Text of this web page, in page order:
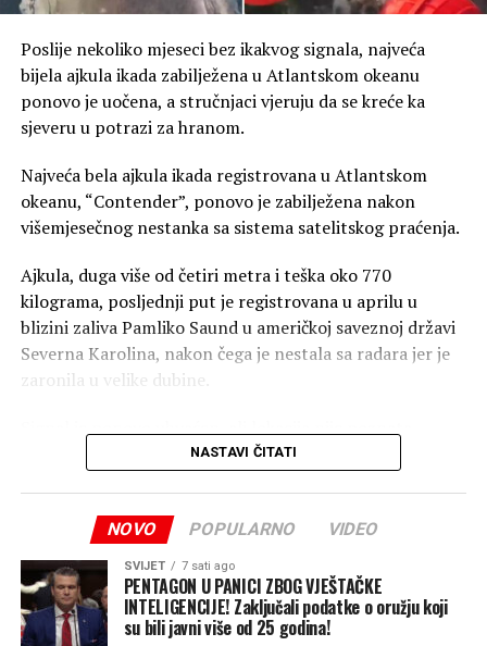
Poslije nekoliko mjeseci bez ikakvog signala, najveća
bijela ajkula ikada zabilježena u Atlantskom okeanu
ponovo je uočena, a stručnjaci vjeruju da se kreće ka
sjeveru u potrazi za hranom.
Najveća bela ajkula ikada registrovana u Atlantskom
okeanu, “Contender”, ponovo je zabilježena nakon
višemjesečnog nestanka sa sistema satelitskog praćenja.
Ajkula, duga više od četiri metra i teška oko 770
kilograma, posljednji put je registrovana u aprilu u
blizini zaliva Pamliko Saund u američkoj saveznoj državi
Severna Karolina, nakon čega je nestala sa radara jer je
zaronila u velike dubine.
Istraživački tim OCEARCH, koji prati kretanje velikih
poznatom kao “Z-ping”, što znači da peraje ajkule nije
bilo dovoljno dugo iznad površine vode kako bi uređaj
poslao precizne podatke o njenoj lokaciji.
NASTAVI ČITATI
NOVO POPULARNO VIDEO
SVIJET 7 sati ago
PENTAGON U PANICI ZBOG VJEŠTAČKE
INTELIGENCIJE! Zaključali podatke o oružju koji
su bili javni više od 25 godina!